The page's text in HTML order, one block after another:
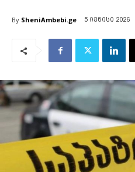
By SheniAmbebi.ge 5 ივნისი 2026